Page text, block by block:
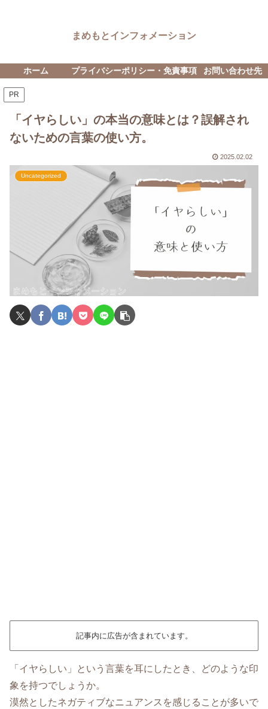
まめもとインフォメーション
ホーム プライバシーポリシー・免責事項 お問い合わせ先
PR
「イヤらしい」の本当の意味とは？誤解され
ないための言葉の使い方。
2025.02.02
Uncategorized
記事内に広告が含まれています。
「イヤらしい」という言葉を耳にしたとき、どのような印
象を持つでしょうか。
漠然としたネガティブなニュアンスを感じることが多いで